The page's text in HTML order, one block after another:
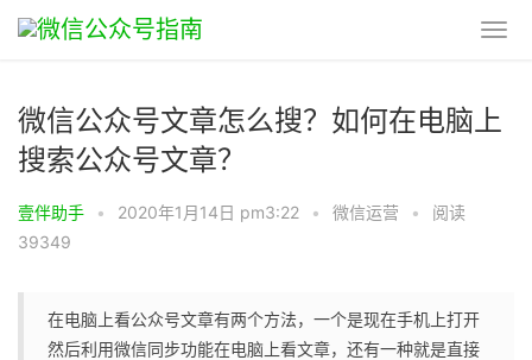
微信公众号文章怎么搜？如何在电脑上
搜索公众号文章？
壹伴助手 • 2020年1月14日 pm3:22 • 微信运营 •
阅读
39349
在电脑上看公众号文章有两个方法，一个是现在手机上打开
然后利用微信同步功能在电脑上看文章，还有一种就是直接